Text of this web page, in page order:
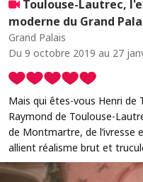
Toulouse-Lautrec,
moderne du Grand
Grand Palais
Du 9 octobre 2019 au 27
Mais qui êtes-vous Henri de
Raymond de Toulouse-
de Montmartre, de l’ivresse
allient réalisme brut et